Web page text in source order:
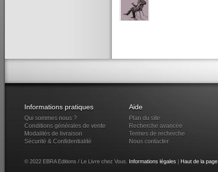
Informations pratiques
Qui sommes nous ?
Conditions générales de vente
Modalités de livraison
Sécurité & Confidentialité
Aide
Plan du site
Recherche avancée
Termes de recherche
Nous contacter
© 2022 EBRA Editions / Le Livre chez Vous. Informations légales Haut de la page